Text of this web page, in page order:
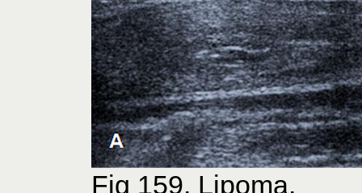
Fig 159. Lipoma.